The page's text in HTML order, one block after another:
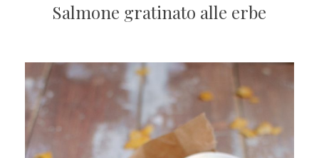
Salmone gratinato alle erbe